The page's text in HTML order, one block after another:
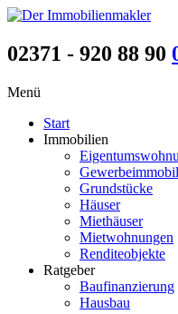
02371 - 920 88 90
Menü
Start
Immobilien
Grundstücke
Häuser
Miethäuser
Mietwohnungen
Renditeobjekte
Ratgeber
Baufinanzierung
Hausbau